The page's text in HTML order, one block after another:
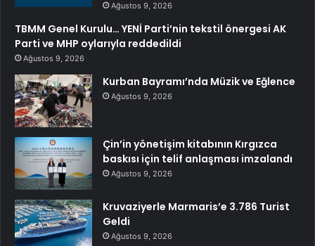
Ağustos 9, 2026
TBMM Genel Kurulu… YENİ Parti’nin tekstil önergesi AK
Parti ve MHP oylarıyla reddedildi
Ağustos 9, 2026
Kurban Bayramı’nda Müzik ve Eğlence
Ağustos 9, 2026
Çin’in yönetişim kitabının Kırgızca
baskısı için telif anlaşması imzalandı
Ağustos 9, 2026
Kruvaziyerle Marmaris’e 3.786 Turist
Geldi
Ağustos 9, 2026